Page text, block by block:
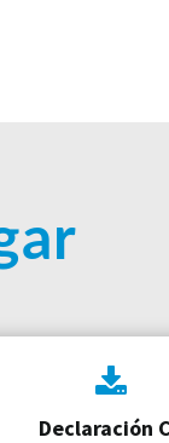
Declaración